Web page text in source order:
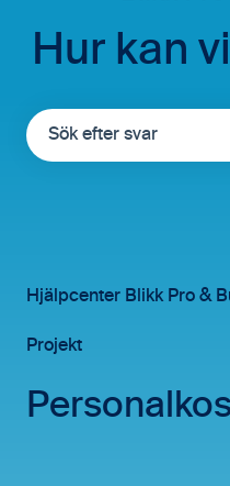
Hur kan
Hjälpcenter Blikk Pro &
Projekt